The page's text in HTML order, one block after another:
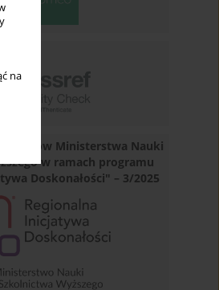
na
środków Ministerstwa Nauki
w ramach programu
Doskonałości" – 3/2025